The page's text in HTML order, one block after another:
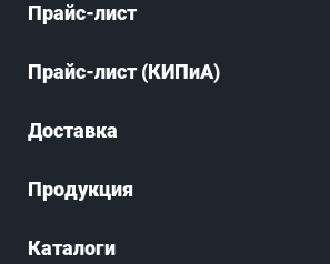
Прайс-лист
Прайс-лист (КИПиА)
Доставка
Продукция
Каталоги